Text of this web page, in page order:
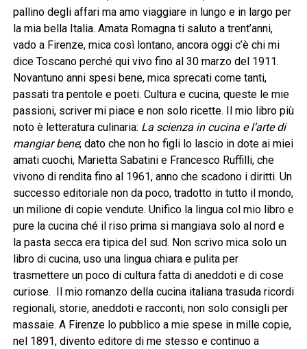
pallino degli affari ma amo viaggiare in lungo e in largo per
la mia bella Italia. Amata Romagna ti saluto a trent’anni,
vado a Firenze, mica così lontano, ancora oggi c’è chi mi
dice Toscano perché qui vivo fino al 30 marzo del 1911.
Novantuno anni spesi bene, mica sprecati come tanti,
passati tra pentole e poeti. Cultura e cucina, queste le mie
passioni, scriver mi piace e non solo ricette. Il mio libro più
noto è letteratura culinaria: La scienza in cucina e l’arte di
mangiar bene; dato che non ho figli lo lascio in dote ai miei
amati cuochi, Marietta Sabatini e Francesco Ruffilli, che
vivono di rendita fino al 1961, anno che scadono i diritti. Un
successo editoriale non da poco, tradotto in tutto il mondo,
un milione di copie vendute. Unifico la lingua col mio libro e
pure la cucina ché il riso prima si mangiava solo al nord e
la pasta secca era tipica del sud. Non scrivo mica solo un
libro di cucina, uso una lingua chiara e pulita per
trasmettere un poco di cultura fatta di aneddoti e di cose
curiose. Il mio romanzo della cucina italiana trasuda ricordi
regionali, storie, aneddoti e racconti, non solo consigli per
massaie. A Firenze lo pubblico a mie spese in mille copie,
nel 1891, divento editore di me stesso e continuo a